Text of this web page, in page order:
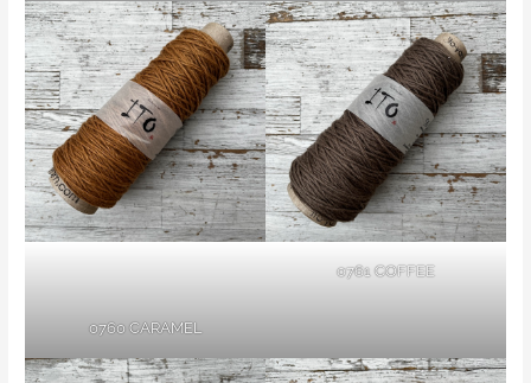
0760 CARAMEL
0761 COFFEE